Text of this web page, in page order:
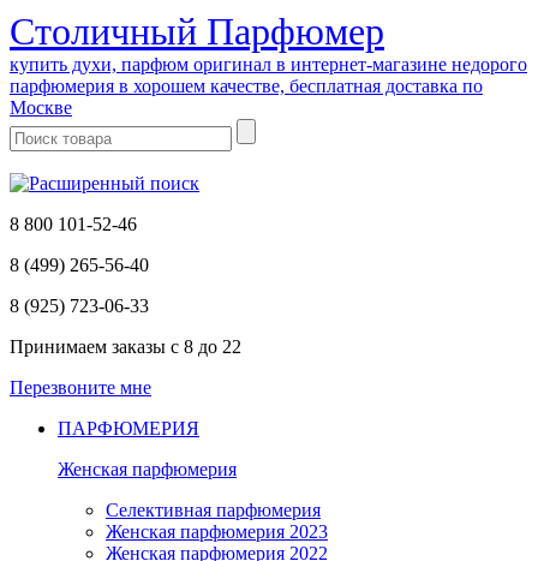
Cтоличный Парфюмер
купить духи, парфюм оригинал в интернет-магазине недорого
парфюмерия в хорошем качестве, бесплатная доставка по
Москве
8 800 101-52-46
8 (499) 265-56-40
8 (925) 723-06-33
Принимаем заказы с 8 до 22
Перезвоните мне
ПАРФЮМЕРИЯ
Женская парфюмерия
Селективная парфюмерия
Женская парфюмерия 2023
Женская парфюмерия 2022